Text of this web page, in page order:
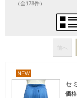
（全178件）
前へ
NEW
セ
価